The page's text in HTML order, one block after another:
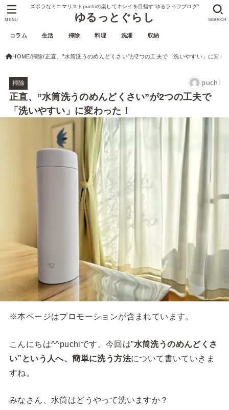
ズボラなミニマリストpuchiの楽してキレイを目指す”ゆるライフブログ”
ゆるっとぐらし
コラム 生活 掃除 料理 洗濯 収納
SEARCH
MENU
HOME 掃除 正直、”水筒洗うのめんどくさい”が2つの工夫で「洗いやすい」に変わ
掃除 puchi
正直、”水筒洗うのめんどくさい”が2つの工夫で
「洗いやすい」に変わった！
※本ページはプロモーションが含まれています。
こんにちは^^puchiです。今回は”水筒洗うのめんどくさ
い”という人へ、簡単に洗う方法について書いていきま
すね。
みなさん、水筒はどうやって洗いますか？